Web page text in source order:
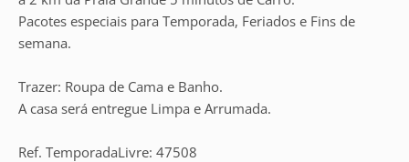
Pacotes especiais para Temporada, Feriados e Fins de
semana.
Trazer: Roupa de Cama e Banho.
A casa será entregue Limpa e Arrumada.
Ref. TemporadaLivre: 47508